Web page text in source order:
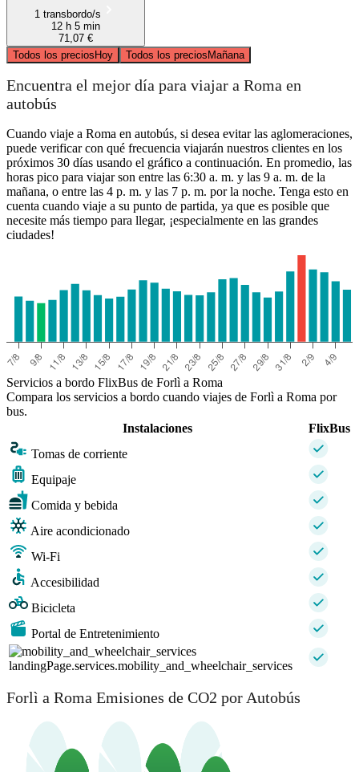
1 transbordo/s
12 h 5 min
71,07 €
Todos los preciosHoy Todos los preciosMañana
Encuentra el mejor día para viajar a Roma en
autobús
Cuando viaje a Roma en autobús, si desea evitar las aglomeraciones,
puede verificar con qué frecuencia viajarán nuestros clientes en los
próximos 30 días usando el gráfico a continuación. En promedio, las
horas pico para viajar son entre las 6:30 a. m. y las 9 a. m. de la
mañana, o entre las 4 p. m. y las 7 p. m. por la noche. Tenga esto en
cuenta cuando viaje a su punto de partida, ya que es posible que
necesite más tiempo para llegar, ¡especialmente en las grandes
ciudades!
Servicios a bordo FlixBus de Forlì a Roma
Compara los servicios a bordo cuando viajes de Forlì a Roma por
bus.
Instalaciones
FlixBus
Tomas de corriente
Equipaje
Comida y bebida
Aire acondicionado
Wi-Fi
Accesibilidad
Bicicleta
Portal de Entretenimiento
landingPage.services.mobility_and_wheelchair_services
Forlì a Roma Emisiones de CO2 por Autobús